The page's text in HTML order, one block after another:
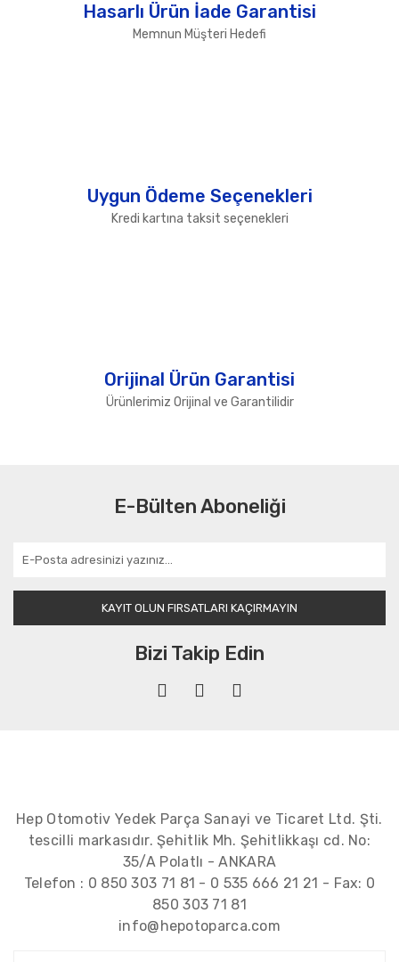
Hasarlı Ürün İade Garantisi
Memnun Müşteri Hedefi
Uygun Ödeme Seçenekleri
Kredi kartına taksit seçenekleri
Orijinal Ürün Garantisi
Ürünlerimiz Orijinal ve Garantilidir
E-Bülten Aboneliği
KAYIT OLUN FIRSATLARI KAÇIRMAYIN
Bizi Takip Edin
Hep Otomotiv Yedek Parça Sanayi ve Ticaret Ltd. Şti.
tescilli markasıdır. Şehitlik Mh. Şehitlikkaşı cd. No:
35/A Polatlı - ANKARA
Telefon : 0 850 303 71 81 - 0 535 666 21 21 - Fax: 0
850 303 71 81
info@hepotoparca.com